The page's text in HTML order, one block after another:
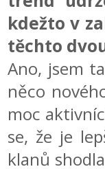
kdežto v
těchto
Ano, jsem
něco
moc
se, že je
klanů